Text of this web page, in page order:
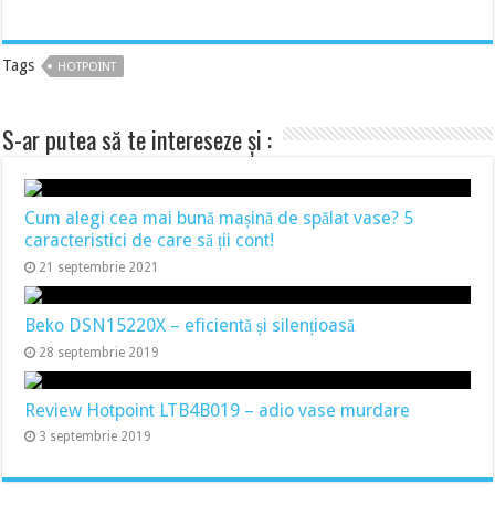
Tags HOTPOINT
S-ar putea să te intereseze și :
Cum alegi cea mai bună mașină de spălat vase? 5
caracteristici de care să ții cont!
21 septembrie 2021
Beko DSN15220X – eficientă și silențioasă
28 septembrie 2019
Review Hotpoint LTB4B019 – adio vase murdare
3 septembrie 2019